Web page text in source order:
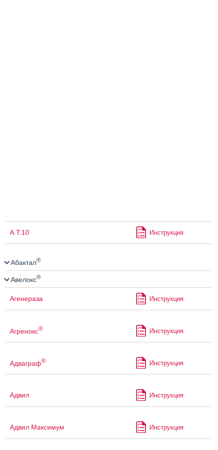
А.Т.10 Инструкция
Абактал®
Авелокс®
Агенераза Инструкция
Агренокс® Инструкция
Адваграф® Инструкция
Адвил Инструкция
Адвил Максимум Инструкция